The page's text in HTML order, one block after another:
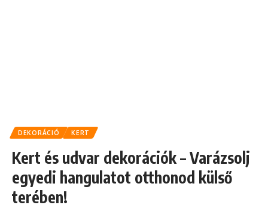
DEKORÁCIÓ KERT
Kert és udvar dekorációk – Varázsolj
egyedi hangulatot otthonod külső
terében!